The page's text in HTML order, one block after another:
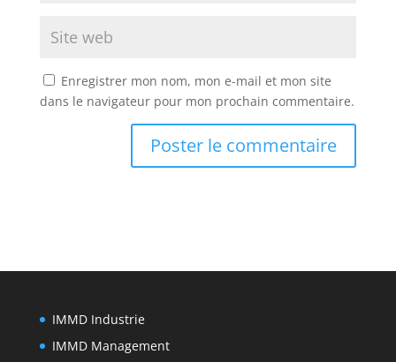
Enregistrer mon nom, mon e-mail et mon site
dans le navigateur pour mon prochain commentaire.
IMMD Industrie
IMMD Management